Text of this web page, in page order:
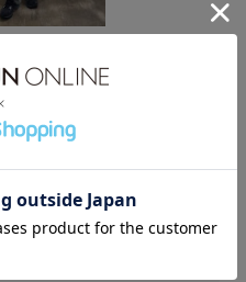
を歩き回る人のために